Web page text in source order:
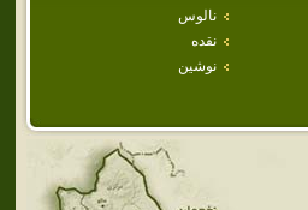
نالوس
نقده
نوشين